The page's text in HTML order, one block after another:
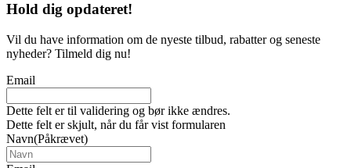
Hold dig opdateret!
Vil du have information om de nyeste tilbud, rabatter og seneste
nyheder? Tilmeld dig nu!
Email
Dette felt er til validering og bør ikke ændres.
Dette felt er skjult, når du får vist formularen
Navn(Påkrævet)